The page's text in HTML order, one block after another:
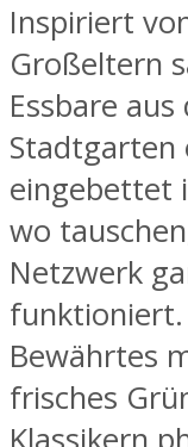
Inspiriert
Großeltern
Essbare
Stadtgarten
eingebettet
wo
Netzwerk
Bewährtes
frisches